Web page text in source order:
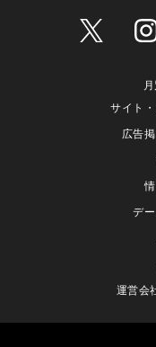
サイト
広告
デ
運営会